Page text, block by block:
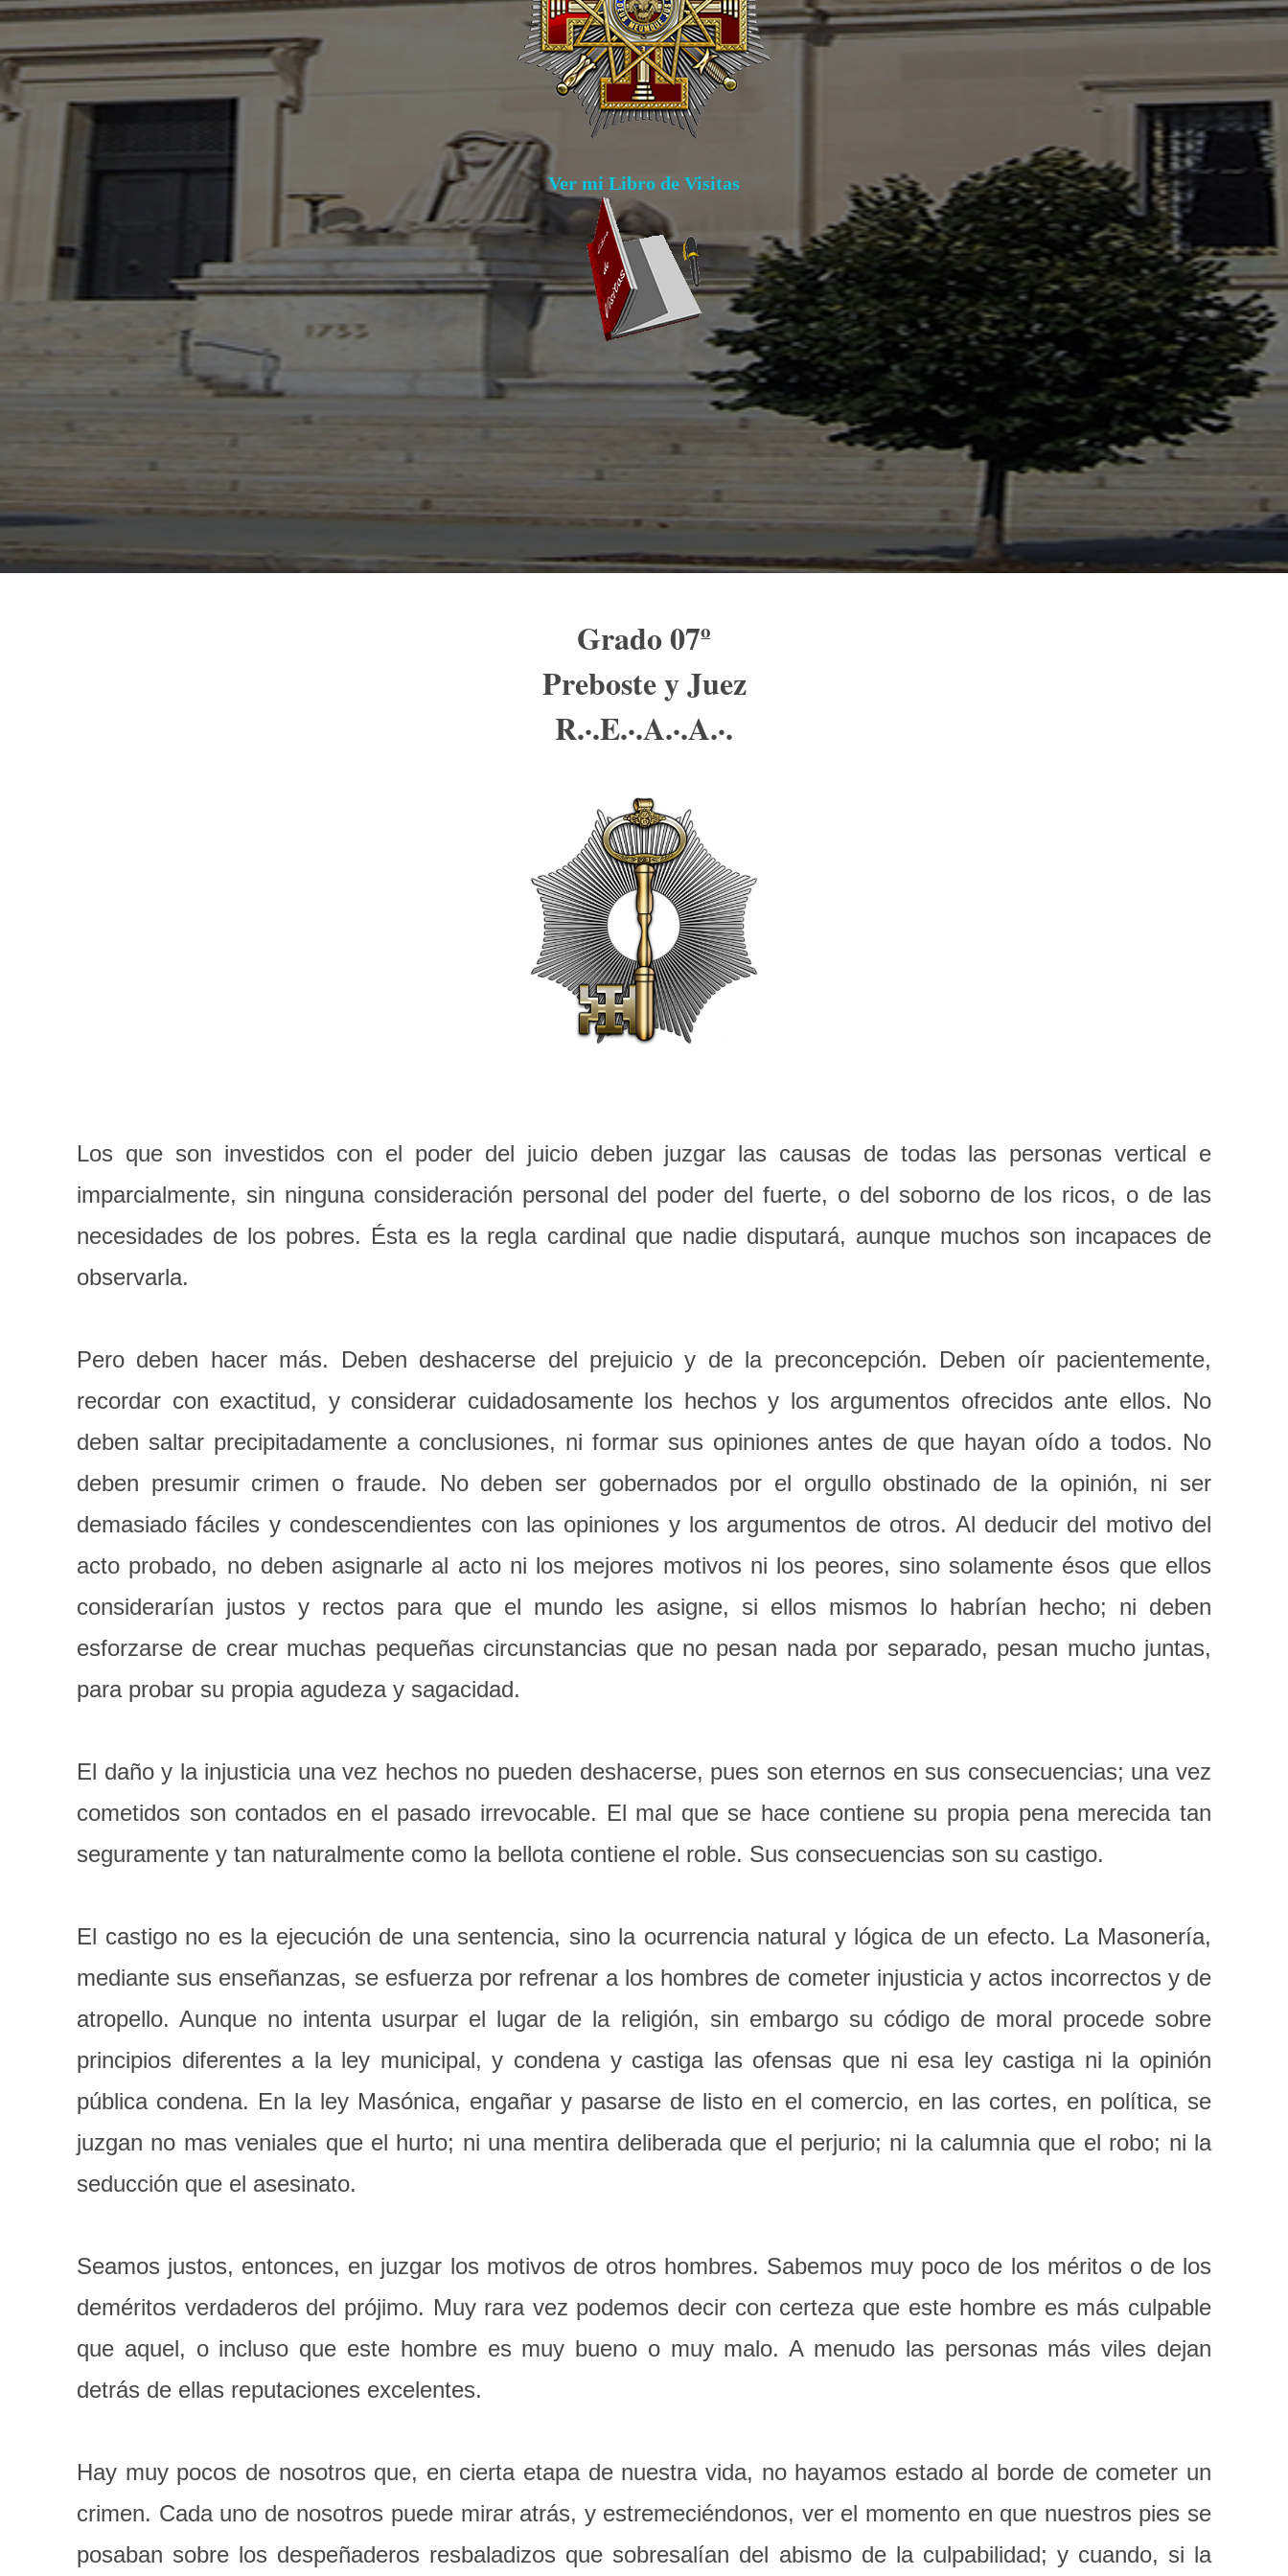
Ver mi Libro de Visitas
Grado 07º
Preboste y Juez
R.·.E.·.A.·.A.·.
Los que son investidos con el poder del juicio deben juzgar las causas de todas las personas vertical e
imparcialmente, sin ninguna consideración personal del poder del fuerte, o del soborno de los ricos, o de las
necesidades de los pobres. Ésta es la regla cardinal que nadie disputará, aunque muchos son incapaces de
observarla.
Pero deben hacer más. Deben deshacerse del prejuicio y de la preconcepción. Deben oír pacientemente,
recordar con exactitud, y considerar cuidadosamente los hechos y los argumentos ofrecidos ante ellos. No
deben saltar precipitadamente a conclusiones, ni formar sus opiniones antes de que hayan oído a todos. No
deben presumir crimen o fraude. No deben ser gobernados por el orgullo obstinado de la opinión, ni ser
demasiado fáciles y condescendientes con las opiniones y los argumentos de otros. Al deducir del motivo del
acto probado, no deben asignarle al acto ni los mejores motivos ni los peores, sino solamente ésos que ellos
considerarían justos y rectos para que el mundo les asigne, si ellos mismos lo habrían hecho; ni deben
esforzarse de crear muchas pequeñas circunstancias que no pesan nada por separado, pesan mucho juntas,
para probar su propia agudeza y sagacidad.
El daño y la injusticia una vez hechos no pueden deshacerse, pues son eternos en sus consecuencias; una vez
cometidos son contados en el pasado irrevocable. El mal que se hace contiene su propia pena merecida tan
seguramente y tan naturalmente como la bellota contiene el roble. Sus consecuencias son su castigo.
El castigo no es la ejecución de una sentencia, sino la ocurrencia natural y lógica de un efecto. La Masonería,
mediante sus enseñanzas, se esfuerza por refrenar a los hombres de cometer injusticia y actos incorrectos y de
atropello. Aunque no intenta usurpar el lugar de la religión, sin embargo su código de moral procede sobre
principios diferentes a la ley municipal, y condena y castiga las ofensas que ni esa ley castiga ni la opinión
pública condena. En la ley Masónica, engañar y pasarse de listo en el comercio, en las cortes, en política, se
juzgan no mas veniales que el hurto; ni una mentira deliberada que el perjurio; ni la calumnia que el robo; ni la
seducción que el asesinato.
Seamos justos, entonces, en juzgar los motivos de otros hombres. Sabemos muy poco de los méritos o de los
deméritos verdaderos del prójimo. Muy rara vez podemos decir con certeza que este hombre es más culpable
que aquel, o incluso que este hombre es muy bueno o muy malo. A menudo las personas más viles dejan
detrás de ellas reputaciones excelentes.
Hay muy pocos de nosotros que, en cierta etapa de nuestra vida, no hayamos estado al borde de cometer un
crimen. Cada uno de nosotros puede mirar atrás, y estremeciéndonos, ver el momento en que nuestros pies se
posaban sobre los despeñaderos resbaladizos que sobresalían del abismo de la culpabilidad; y cuando, si la